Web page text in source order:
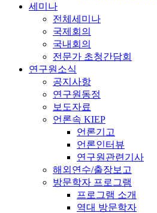
세미나
전체세미나
국제회의
국내회의
전문가 초청간담회
연구원소식
공지사항
연구원동정
보도자료
언론속 KIEP
언론기고
언론인터뷰
연구원관련기사
해외연수/출장보고
방문학자 프로그램
프로그램 소개
역대 방문학자